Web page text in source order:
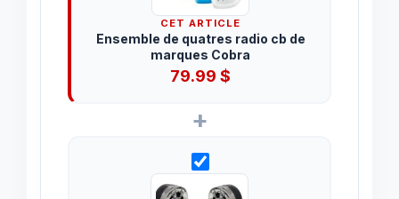
CET ARTICLE
Ensemble de quatres radio cb de
marques Cobra
79.99$
+